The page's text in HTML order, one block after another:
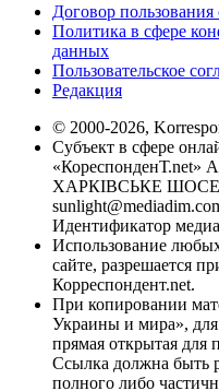
Договор пользования
Политика в сфере
данных
Пользовательское
Редакция
© 2000-2026,
Субъект в сфере
«КореспонденТ.net»
ХАРКІВСЬКЕ ШОСЕ,
Идентификатор
Использование
сайте, разрешается
Корреспондент.net.
При копировании
Украины и мира», для
прямая открытая для
Ссылка должна быть
полного либо